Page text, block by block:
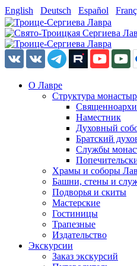
English Deutsch Español
О Лавре
Структура
Наместник
Духовный
Братский
Службы
Храмы и соборы
Башни, стены и
Подворья и скиты
Мастерские
Гостиницы
Трапезные
Издательство
Экскурсии
Заказ экскурсий